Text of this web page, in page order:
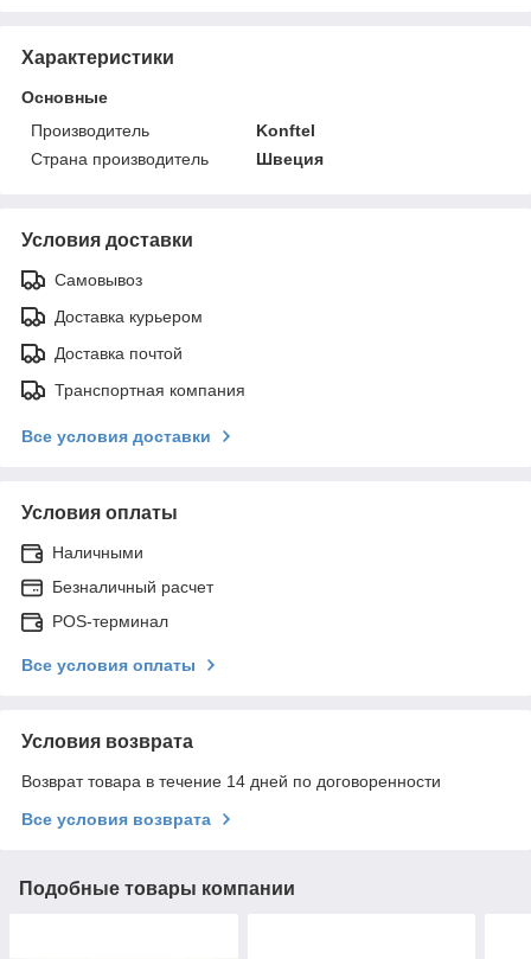
Характеристики
Основные
Производитель
Konftel
Страна производитель
Швеция
Условия доставки
Самовывоз
Доставка курьером
Доставка почтой
Транспортная компания
Все условия доставки
Условия оплаты
Наличными
Безналичный расчет
POS-терминал
Все условия оплаты
Условия возврата
Возврат товара в течение 14 дней по договоренности
Все условия возврата
Подобные товары компании